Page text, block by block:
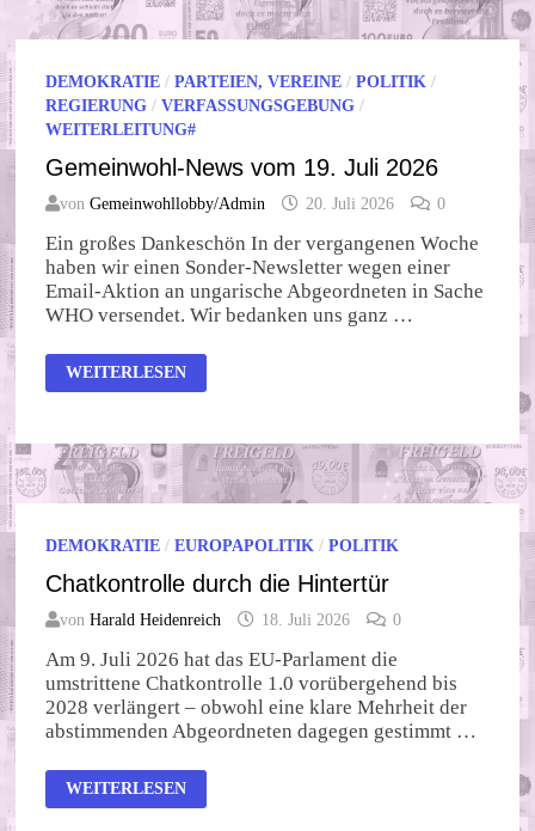
DEMOKRATIE /PARTEIEN, VEREINE /POLITIK /
REGIERUNG /VERFASSUNGSGEBUNG /
WEITERLEITUNG#
Gemeinwohl-News vom 19. Juli 2026
vonGemeinwohllobby/Admin 20. Juli 2026 0
Ein großes Dankeschön In der vergangenen Woche
haben wir einen Sonder-Newsletter wegen einer
Email-Aktion an ungarische Abgeordneten in Sache
WHO versendet. Wir bedanken uns ganz …
GEMEINWOHL-
NEWS
2026
WEITERLESEN
DEMOKRATIE /EUROPAPOLITIK /POLITIK
Chatkontrolle durch die Hintertür
vonHarald Heidenreich 18. Juli 2026 0
Am 9. Juli 2026 hat das EU-Parlament die
umstrittene Chatkontrolle 1.0 vorübergehend bis
2028 verlängert – obwohl eine klare Mehrheit der
abstimmenden Abgeordneten dagegen gestimmt …
CHATKONTROLLE
DURCH
WEITERLESEN